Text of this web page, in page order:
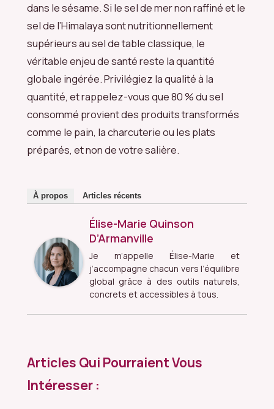
dans le sésame. Si le sel de mer non raffiné et le
sel de l’Himalaya sont nutritionnellement
supérieurs au sel de table classique, le
véritable enjeu de santé reste la quantité
globale ingérée. Privilégiez la qualité à la
quantité, et rappelez-vous que 80 % du sel
consommé provient des produits transformés
comme le pain, la charcuterie ou les plats
préparés, et non de votre salière.
À propos Articles récents
Élise-Marie Quinson
D’Armanville
Je m’appelle Élise-Marie et
j’accompagne chacun vers l’équilibre
global grâce à des outils naturels,
concrets et accessibles à tous.
Articles Qui Pourraient Vous
Intéresser :